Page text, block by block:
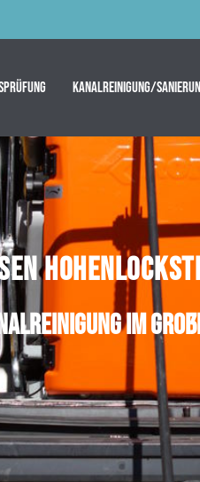
Kanalreinigung/
im